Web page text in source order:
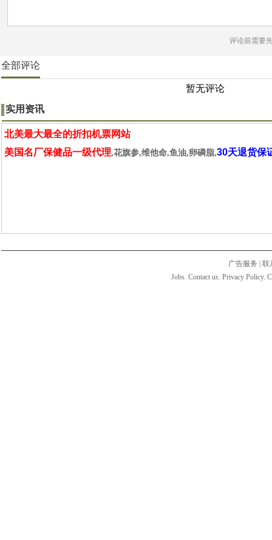
评论前需要
全部评论
暂无评论
实用资讯
北美最大最全的折扣机票网站
美国名厂保健品一级代理,花旗参,维他命,鱼油,卵磷脂,30天退货保
广告服务
联
Jobs. Contact us. Privacy Policy.